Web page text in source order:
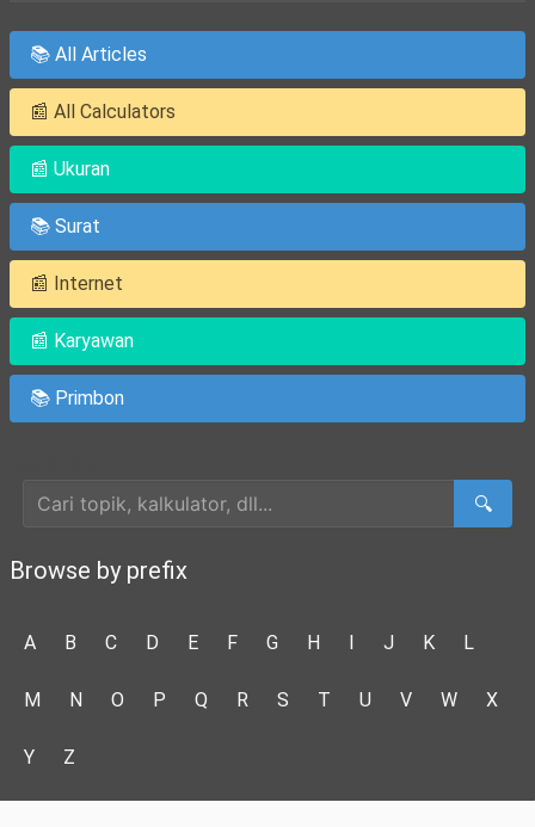
📚 All Articles
📰 All Calculators
📰 Ukuran
📚 Surat
📰 Internet
📰 Karyawan
📚 Primbon
🔍
Browse by prefix
A B C D E F G H I J K L
M N O P Q R S T U V W X
Y Z